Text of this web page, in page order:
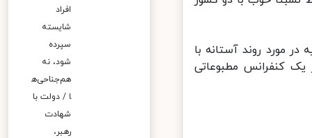
روند آستانه با
کنفرانس مطبوعاتی
افراد
شایسته
سپرده
شود، نه
هم‌جناحی‌ه
ا / دولت با
شهادت
رهبر،